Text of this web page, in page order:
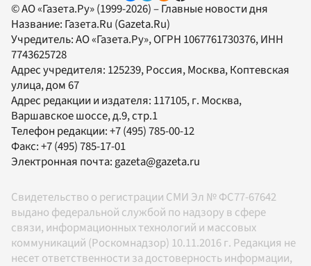
© АО «Газета.Ру» (1999-2026) – Главные новости дня
Название: Газета.Ru (Gazeta.Ru)
Учредитель:АО «Газета.Ру», ОГРН 1067761730376, ИНН
7743625728
Адрес учредителя: 125239, Россия, Москва, Коптевская
улица, дом 67
Адрес редакции и издателя: 117105, г. Москва,
Варшавское шоссе, д.9, стр.1
Телефон редакции:+7 (495) 785-00-12
Факс:+7 (495) 785-17-01
Электронная почта:gazeta@gazeta.ru
Свидетельство о регистрации СМИ Эл № ФС77-67642
выдано федеральной службой по надзору в сфере
связи, информационных технологий и массовых
коммуникаций (Роскомнадзор) 10.11.2016 г. Редакция не
несет ответственности за достоверность информации,